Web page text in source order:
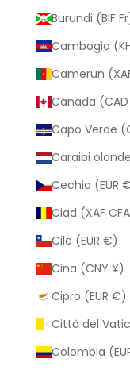
Burundi (BIF
Cambogia
Camerun
Canada
Capo Verde
Caraibi
Cechia (EUR
Ciad (XAF
Cile (EUR €)
Cina (CNY ¥)
Cipro (EUR €)
Città del
Colombia